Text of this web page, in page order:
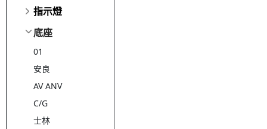
指示燈
底座
01
安良
AV ANV
C/G
士林